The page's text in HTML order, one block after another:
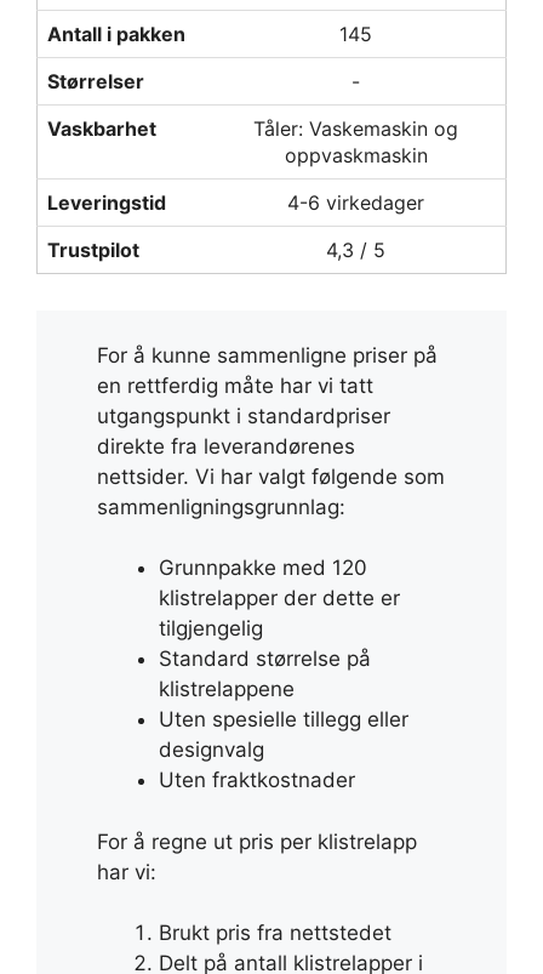
Antall i pakken
145
Størrelser
-
Vaskbarhet
Tåler: Vaskemaskin og
oppvaskmaskin
Leveringstid
4-6 virkedager
Trustpilot
4,3 / 5
For å kunne sammenligne priser på
en rettferdig måte har vi tatt
utgangspunkt i standardpriser
direkte fra leverandørenes
nettsider. Vi har valgt følgende som
sammenligningsgrunnlag:
Grunnpakke med 120
klistrelapper der dette er
tilgjengelig
Standard størrelse på
klistrelappene
Uten spesielle tillegg eller
designvalg
Uten fraktkostnader
For å regne ut pris per klistrelapp
har vi:
Brukt pris fra nettstedet
Delt på antall klistrelapper i